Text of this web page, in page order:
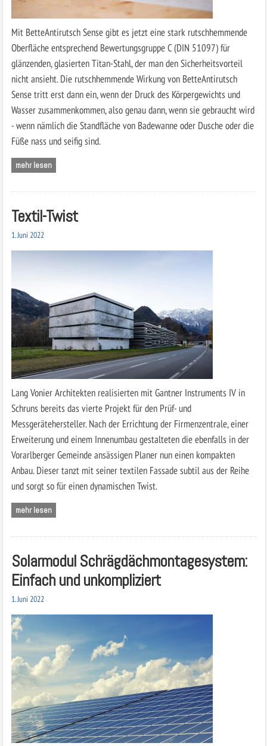
Mit BetteAntirutsch Sense gibt es jetzt eine stark rutschhemmende
Oberfläche entsprechend Bewertungsgruppe C (DIN 51097) für
glänzenden, glasierten Titan-Stahl, der man den Sicherheitsvorteil
nicht ansieht. Die rutschhemmende Wirkung von BetteAntirutsch
Sense tritt erst dann ein, wenn der Druck des Körpergewichts und
Wasser zusammenkommen, also genau dann, wenn sie gebraucht wird
- wenn nämlich die Standfläche von Badewanne oder Dusche oder die
Füße nass und seifig sind.
mehr lesen
Textil-Twist
1. Juni 2022
Lang Vonier Architekten realisierten mit Gantner Instruments IV in
Schruns bereits das vierte Projekt für den Prüf- und
Messgerätehersteller. Nach der Errichtung der Firmenzentrale, einer
Erweiterung und einem Innenumbau gestalteten die ebenfalls in der
Vorarlberger Gemeinde ansässigen Planer nun einen kompakten
Anbau. Dieser tanzt mit seiner textilen Fassade subtil aus der Reihe
und sorgt so für einen dynamischen Twist.
mehr lesen
Solarmodul Schrägdächmontagesystem:
Einfach und unkompliziert
1. Juni 2022